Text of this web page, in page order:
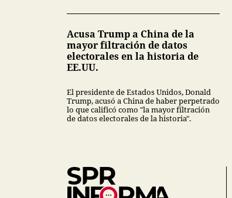
Acusa Trump a China de la
mayor filtración de datos
electorales en la historia de
EE.UU.
El presidente de Estados Unidos, Donald
Trump, acusó a China de haber perpetrado
lo que calificó como "la mayor filtración
de datos electorales de la historia".